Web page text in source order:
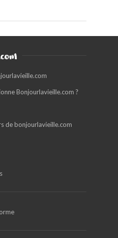
Bonjourlavieille.com ?
de bonjourlavieille.com